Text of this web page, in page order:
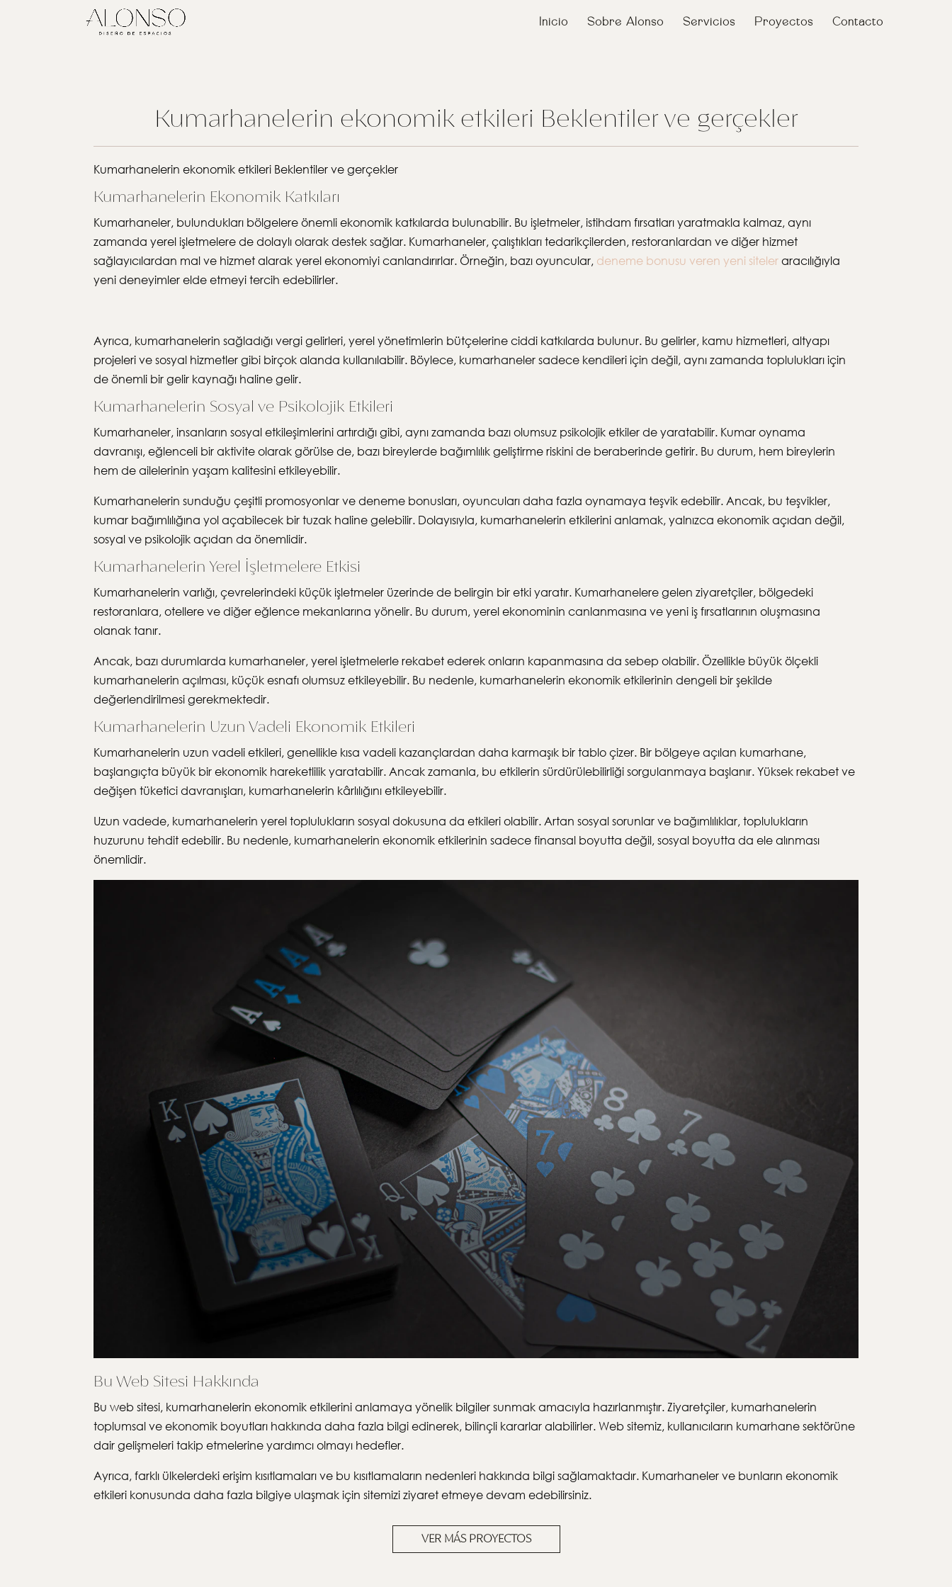
Inicio Sobre Alonso Servicios Proyectos Contacto
Kumarhanelerin ekonomik etkileri Beklentiler ve gerçekler
Kumarhanelerin ekonomik etkileri Beklentiler ve gerçekler
Kumarhanelerin Ekonomik Katkıları
Kumarhaneler, bulundukları bölgelere önemli ekonomik katkılarda bulunabilir. Bu işletmeler, istihdam fırsatları yaratmakla kalmaz, aynı
zamanda yerel işletmelere de dolaylı olarak destek sağlar. Kumarhaneler, çalıştıkları tedarikçilerden, restoranlardan ve diğer hizmet
sağlayıcılardan mal ve hizmet alarak yerel ekonomiyi canlandırırlar. Örneğin, bazı oyuncular, deneme bonusu veren yeni siteleraracılığıyla
yeni deneyimler elde etmeyi tercih edebilirler.
Ayrıca, kumarhanelerin sağladığı vergi gelirleri, yerel yönetimlerin bütçelerine ciddi katkılarda bulunur. Bu gelirler, kamu hizmetleri, altyapı
projeleri ve sosyal hizmetler gibi birçok alanda kullanılabilir. Böylece, kumarhaneler sadece kendileri için değil, aynı zamanda toplulukları için
de önemli bir gelir kaynağı haline gelir.
Kumarhanelerin Sosyal ve Psikolojik Etkileri
Kumarhaneler, insanların sosyal etkileşimlerini artırdığı gibi, aynı zamanda bazı olumsuz psikolojik etkiler de yaratabilir. Kumar oynama
davranışı, eğlenceli bir aktivite olarak görülse de, bazı bireylerde bağımlılık geliştirme riskini de beraberinde getirir. Bu durum, hem bireylerin
hem de ailelerinin yaşam kalitesini etkileyebilir.
Kumarhanelerin sunduğu çeşitli promosyonlar ve deneme bonusları, oyuncuları daha fazla oynamaya teşvik edebilir. Ancak, bu teşvikler,
kumar bağımlılığına yol açabilecek bir tuzak haline gelebilir. Dolayısıyla, kumarhanelerin etkilerini anlamak, yalnızca ekonomik açıdan değil,
sosyal ve psikolojik açıdan da önemlidir.
Kumarhanelerin Yerel İşletmelere Etkisi
Kumarhanelerin varlığı, çevrelerindeki küçük işletmeler üzerinde de belirgin bir etki yaratır. Kumarhanelere gelen ziyaretçiler, bölgedeki
restoranlara, otellere ve diğer eğlence mekanlarına yönelir. Bu durum, yerel ekonominin canlanmasına ve yeni iş fırsatlarının oluşmasına
olanak tanır.
Ancak, bazı durumlarda kumarhaneler, yerel işletmelerle rekabet ederek onların kapanmasına da sebep olabilir. Özellikle büyük ölçekli
kumarhanelerin açılması, küçük esnafı olumsuz etkileyebilir. Bu nedenle, kumarhanelerin ekonomik etkilerinin dengeli bir şekilde
değerlendirilmesi gerekmektedir.
Kumarhanelerin Uzun Vadeli Ekonomik Etkileri
Kumarhanelerin uzun vadeli etkileri, genellikle kısa vadeli kazançlardan daha karmaşık bir tablo çizer. Bir bölgeye açılan kumarhane,
başlangıçta büyük bir ekonomik hareketlilik yaratabilir. Ancak zamanla, bu etkilerin sürdürülebilirliği sorgulanmaya başlanır. Yüksek rekabet ve
değişen tüketici davranışları, kumarhanelerin kârlılığını etkileyebilir.
Uzun vadede, kumarhanelerin yerel toplulukların sosyal dokusuna da etkileri olabilir. Artan sosyal sorunlar ve bağımlılıklar, toplulukların
huzurunu tehdit edebilir. Bu nedenle, kumarhanelerin ekonomik etkilerinin sadece finansal boyutta değil, sosyal boyutta da ele alınması
önemlidir.
Bu Web Sitesi Hakkında
Bu web sitesi, kumarhanelerin ekonomik etkilerini anlamaya yönelik bilgiler sunmak amacıyla hazırlanmıştır. Ziyaretçiler, kumarhanelerin
toplumsal ve ekonomik boyutları hakkında daha fazla bilgi edinerek, bilinçli kararlar alabilirler. Web sitemiz, kullanıcıların kumarhane sektörüne
dair gelişmeleri takip etmelerine yardımcı olmayı hedefler.
Ayrıca, farklı ülkelerdeki erişim kısıtlamaları ve bu kısıtlamaların nedenleri hakkında bilgi sağlamaktadır. Kumarhaneler ve bunların ekonomik
etkileri konusunda daha fazla bilgiye ulaşmak için sitemizi ziyaret etmeye devam edebilirsiniz.
VER MÁS PROYECTOS